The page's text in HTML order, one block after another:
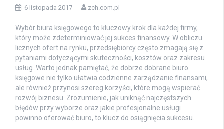
6 listopada 2017 zch.com.pl
Wybór biura księgowego to kluczowy krok dla każdej firmy,
który może zdeterminiować jej sukces finansowy. W obliczu
licznych ofert na rynku, przedsiębiorcy często zmagają się z
pytaniami dotyczącymi skuteczności, kosztów oraz zakresu
usług. Warto jednak pamiętać, że dobrze dobrane biuro
księgowe nie tylko ułatwia codzienne zarządzanie finansami,
ale również przynosi szereg korzyści, które mogą wspierać
rozwój biznesu. Zrozumienie, jak uniknąć najczęstszych
błędów przy wyborze oraz jakie profesjonalne usługi
powinno oferować biuro, to klucz do osiągnięcia sukcesu.